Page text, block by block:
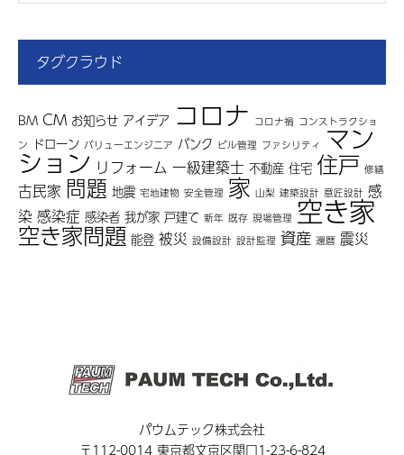
タグクラウド
BM CM お知らせ アイデア コロナ コロナ禍 コンストラクショ
ン ドローン バリューエンジニア バンク ビル管理 ファシリティ マン
ション リフォーム 一級建築士 不動産 住宅 住戸 修繕
古民家 問題 地震 宅地建物 安全管理 家 山梨 建築設計 意匠設計 感
染 感染症 感染者 我が家 戸建て 新年 既存 現場管理 空き家
空き家問題 能登 被災 設備設計 設計監理 資産 還暦 震災
パウムテック株式会社
〒112-0014 東京都文京区関口1-23-6-824